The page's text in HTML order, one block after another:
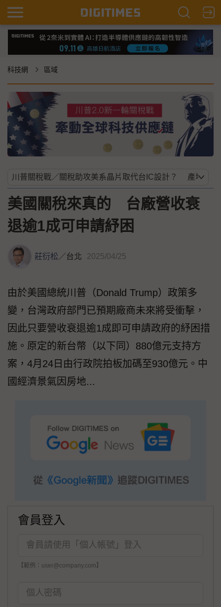
科技網 區域
美國關稅來真的 台廠營收衰
退逾1成可申請紓困
莊衍松 ／台北 2025/04/25
由於美國總統川普（Donald Trump）政策多
變，台灣政府部門已預期廠商未來將受衝擊，
因此只要營收衰退逾1成即可申請政府的紓困措
施。原定的新台幣（以下同）880億元支持方
案，4月24日由行政院拍板加碼至930億元。中
國經濟景氣因房地...
會員登入
【範例：user@company.com】